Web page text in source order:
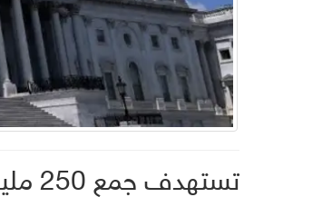
تستهدف جمع 250 مليار دولار من 700 شخص